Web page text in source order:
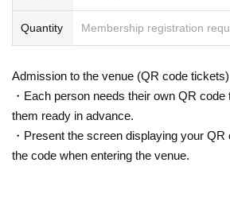
Quantity Membership registration
Admission to the venue (QR code tickets)
・Each person needs their own QR
them ready in advance.
・Present the screen displaying your QR
the code when entering the venue.